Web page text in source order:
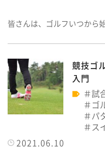
皆さんは、ゴルフいつから
競技ゴ
入門
試
ゴ
パ
ス
2021.06.10